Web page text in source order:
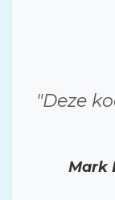
"Deze
Mark